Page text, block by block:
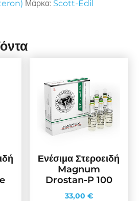
Μάρκα: Scott-Edil
Ενέσιμα Στεροειδή
Magnum
Drostan-P 100
33,00 €